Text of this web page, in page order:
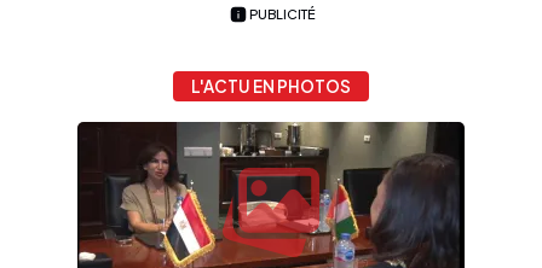
PUBLICITÉ
L'ACTU EN PHOTOS